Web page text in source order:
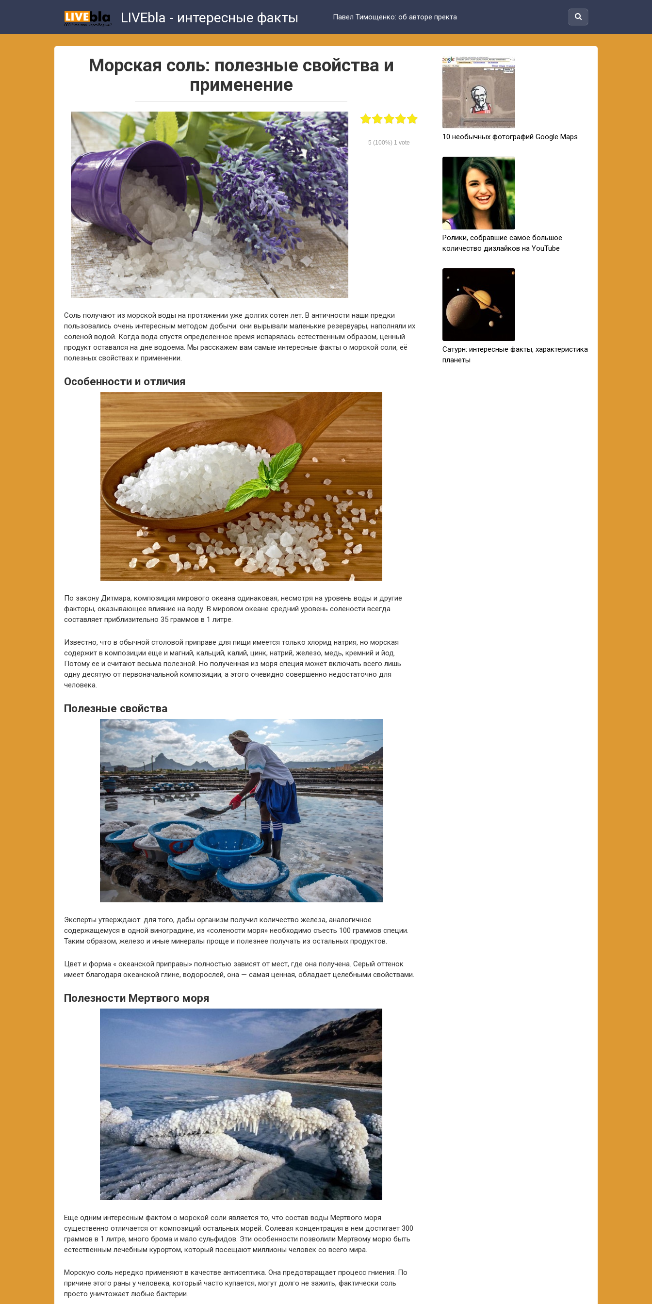
LIVEbla - интересные факты Павел Тимощенко: об авторе пректа
Морская соль: полезные свойства и
применение
5 (100%) 1 vote
Соль получают из морской воды на протяжении уже долгих сотен лет. В античности наши предки
пользовались очень интересным методом добычи: они вырывали маленькие резервуары, наполняли их
соленой водой. Когда вода спустя определенное время испарялась естественным образом, ценный
продукт оставался на дне водоема. Мы расскажем вам самые интересные факты о морской соли, её
полезных свойствах и применении.
Особенности и отличия
По закону Дитмара, композиция мирового океана одинаковая, несмотря на уровень воды и другие
факторы, оказывающее влияние на воду. В мировом океане средний уровень солености всегда
составляет приблизительно 35 граммов в 1 литре.
Известно, что в обычной столовой приправе для пищи имеется только хлорид натрия, но морская
содержит в композиции еще и магний, кальций, калий, цинк, натрий, железо, медь, кремний и йод.
Потому ее и считают весьма полезной. Но полученная из моря специя может включать всего лишь
одну десятую от первоначальной композиции, а этого очевидно совершенно недостаточно для
человека.
Полезные свойства
Эксперты утверждают: для того, дабы организм получил количество железа, аналогичное
содержащемуся в одной виноградине, из «солености моря» необходимо съесть 100 граммов специи.
Таким образом, железо и иные минералы проще и полезнее получать из остальных продуктов.
Цвет и форма « океанской приправы» полностью зависят от мест, где она получена. Серый оттенок
имеет благодаря океанской глине, водорослей, она — самая ценная, обладает целебными свойствами.
Полезности Мертвого моря
Еще одним интересным фактом о морской соли является то, что состав воды Мертвого моря
существенно отличается от композиций остальных морей. Солевая концентрация в нем достигает 300
граммов в 1 литре, много брома и мало сульфидов. Эти особенности позволили Мертвому морю быть
естественным лечебным курортом, который посещают миллионы человек со всего мира.
Морскую соль нередко применяют в качестве антисептика. Она предотвращает процесс гниения. По
причине этого раны у человека, который часто купается, могут долго не зажить, фактически соль
просто уничтожает любые бактерии.
10 необычных фотографий Google Maps
Ролики, собравшие самое большое
количество дизлайков на YouTube
Сатурн: интересные факты, характеристика
планеты